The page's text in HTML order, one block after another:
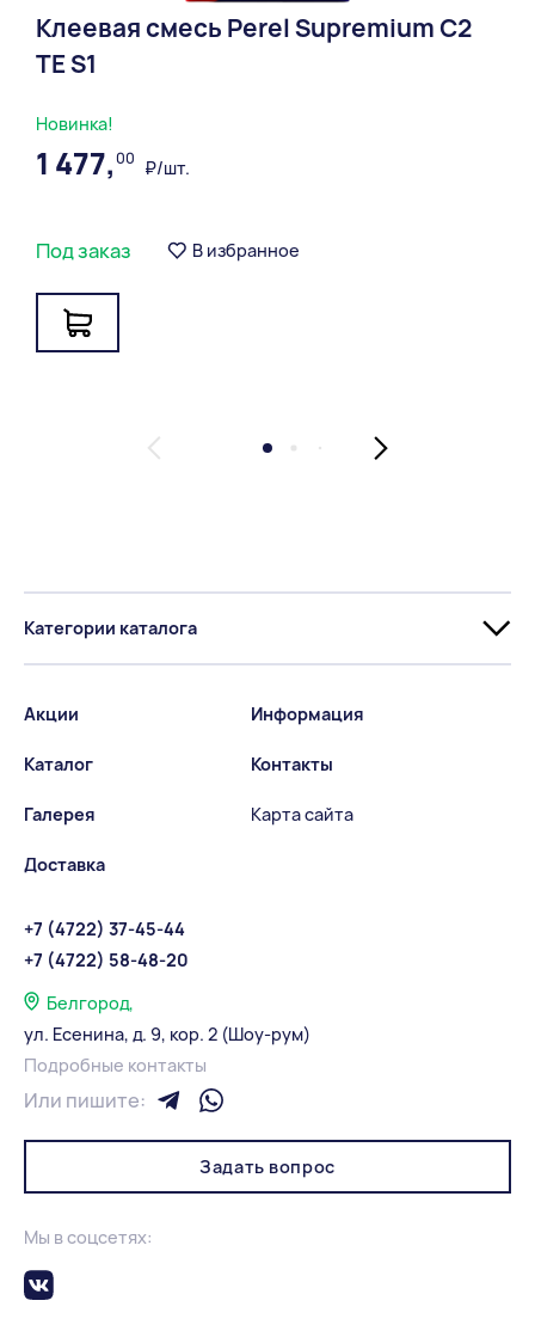
Новинка!
Клеевая смесь Perel Supremium С2
ТЕ S1
1 477,00 ₽/шт.
Под заказ В избранное
Категории каталога
Акции
Каталог
Галерея
Доставка
Информация
Контакты
Карта сайта
+7 (4722) 37-45-44
+7 (4722) 58-48-20
Белгород,
ул. Есенина, д. 9, кор. 2 (Шоу-рум)
Подробные контакты
Или пишите:
Задать вопрос
Мы в соцсетях: